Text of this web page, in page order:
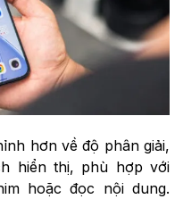
hơn về độ phân giải,
hiển thị, phù hợp với
hoặc đọc nội dung.